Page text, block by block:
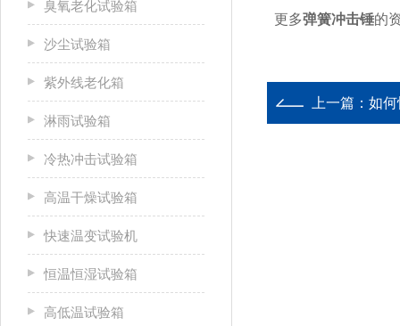
臭氧老化试验箱
沙尘试验箱
紫外线老化箱
淋雨试验箱
冷热冲击试验箱
高温干燥试验箱
快速温变试验机
恒温恒湿试验箱
高低温试验箱
更多弹簧冲击锤的
上一篇： 如